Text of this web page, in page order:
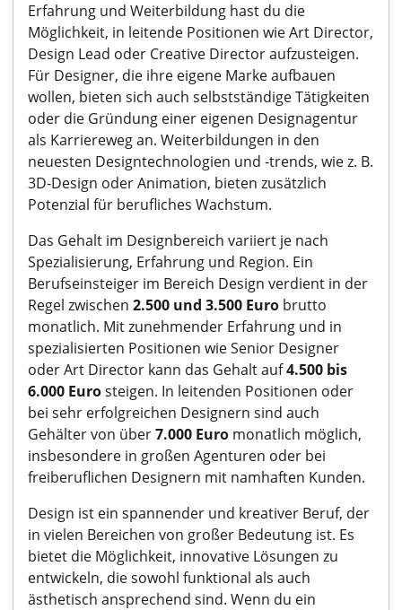
Erfahrung und Weiterbildung hast du die
Möglichkeit, in leitende Positionen wie Art Director,
Design Lead oder Creative Director aufzusteigen.
Für Designer, die ihre eigene Marke aufbauen
wollen, bieten sich auch selbstständige Tätigkeiten
oder die Gründung einer eigenen Designagentur
als Karriereweg an. Weiterbildungen in den
neuesten Designtechnologien und -trends, wie z. B.
3D-Design oder Animation, bieten zusätzlich
Potenzial für berufliches Wachstum.
Das Gehalt im Designbereich variiert je nach
Spezialisierung, Erfahrung und Region. Ein
Berufseinsteiger im Bereich Design verdient in der
Regel zwischen 2.500 und 3.500 Euro brutto
monatlich. Mit zunehmender Erfahrung und in
spezialisierten Positionen wie Senior Designer
oder Art Director kann das Gehalt auf4.500 bis
6.000 Eurosteigen. In leitenden Positionen oder
bei sehr erfolgreichen Designern sind auch
Gehälter von über7.000 Euro monatlich möglich,
insbesondere in großen Agenturen oder bei
freiberuflichen Designern mit namhaften Kunden.
Design ist ein spannender und kreativer Beruf, der
in vielen Bereichen von großer Bedeutung ist. Es
bietet die Möglichkeit, innovative Lösungen zu
entwickeln, die sowohl funktional als auch
ästhetisch ansprechend sind. Wenn du ein